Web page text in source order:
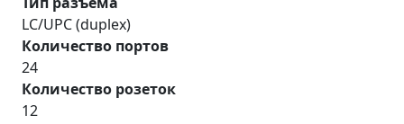
LC/UPC (duplex)
Количество портов
24
Количество розеток
12